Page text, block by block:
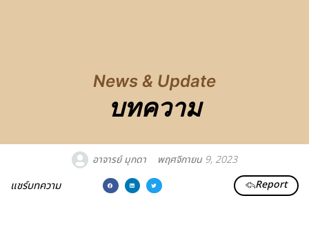
News & Update
บทความ
อาจารย์ มุกดา พฤศจิกายน 9, 2023
แชร์บทความ Report